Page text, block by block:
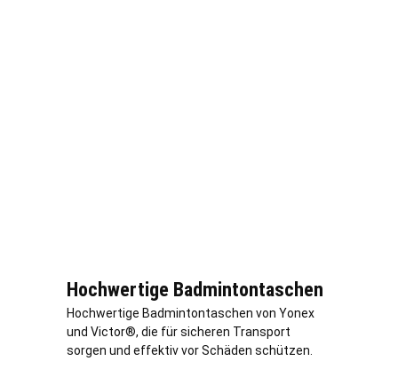
Hochwertige Badmintontaschen
Hochwertige Badmintontaschen von Yonex
und Victor®, die für sicheren Transport
sorgen und effektiv vor Schäden schützen.